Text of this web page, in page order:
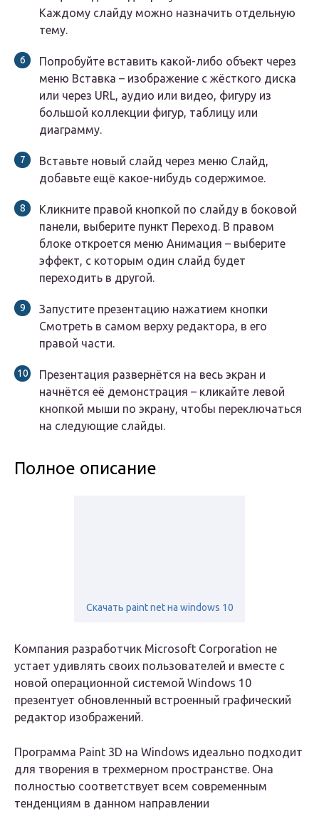
Каждому слайду можно назначить отдельную
тему.
Попробуйте вставить какой-либо объект через
меню Вставка – изображение с жёсткого диска
или через URL, аудио или видео, фигуру из
большой коллекции фигур, таблицу или
диаграмму.
Вставьте новый слайд через меню Слайд,
добавьте ещё какое-нибудь содержимое.
Кликните правой кнопкой по слайду в боковой
панели, выберите пункт Переход. В правом
блоке откроется меню Анимация – выберите
эффект, с которым один слайд будет
переходить в другой.
Запустите презентацию нажатием кнопки
Смотреть в самом верху редактора, в его
правой части.
Презентация развернётся на весь экран и
начнётся её демонстрация – кликайте левой
кнопкой мыши по экрану, чтобы переключаться
на следующие слайды.
Полное описание
Скачать paint net на windows 10
Компания разработчик Microsoft Corporation не
устает удивлять своих пользователей и вместе с
новой операционной системой Windows 10
презентует обновленный встроенный графический
редактор изображений.
Программа Paint 3D на Windows идеально подходит
для творения в трехмерном пространстве. Она
полностью соответствует всем современным
тенденциям в данном направлении